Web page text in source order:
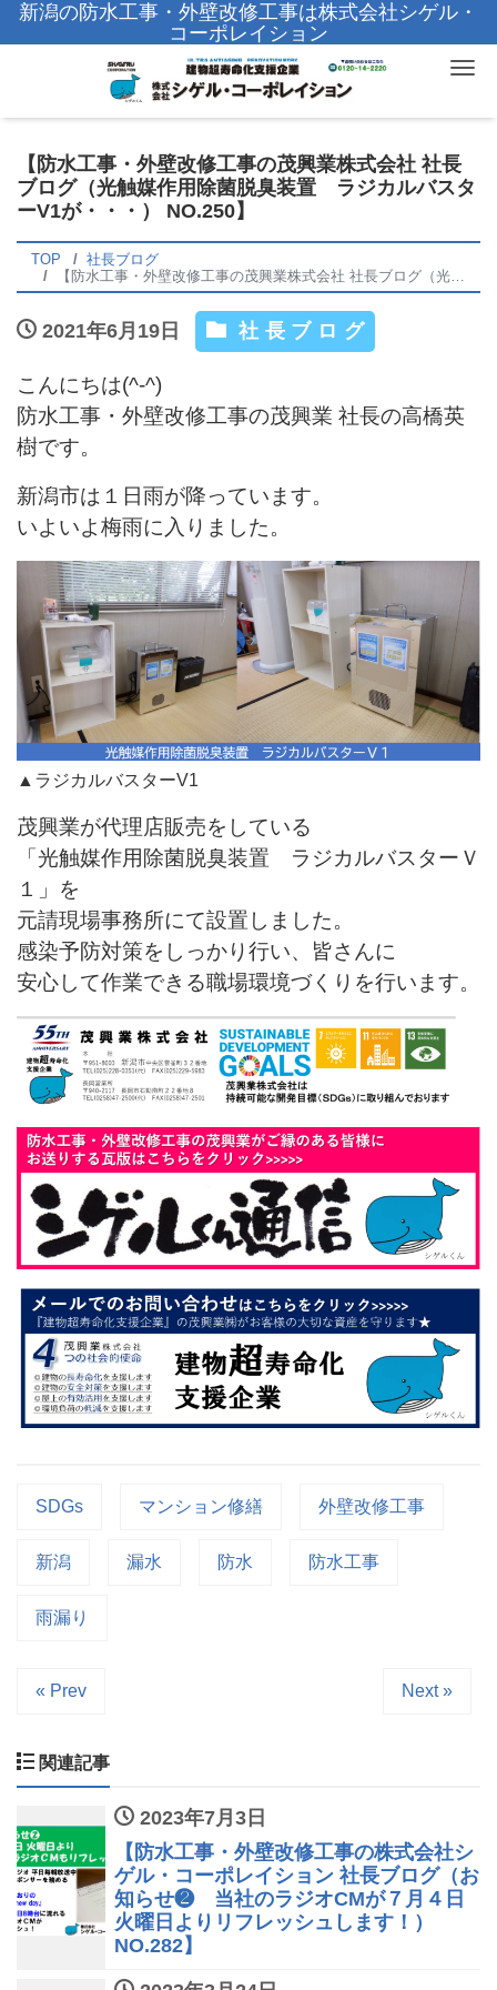
新潟の防水工事・外壁改修工事は株式会社シゲル・
コーポレイション
【防水工事・外壁改修工事の茂興業株式会社 社長
ブログ（光触媒作用除菌脱臭装置 ラジカルバスタ
ーV1が・・・） NO.250】
TOP
社長ブログ
【防水工事・外壁改修工事の茂興業株式会社 社長ブログ（光触媒作用除菌脱臭装置 ラジカルバスターV1が・・・） NO.250】
2021年6月19日 社長ブログ
こんにちは(^-^)
防水工事・外壁改修工事の茂興業 社長の高橋英
樹です。
新潟市は１日雨が降っています。
いよいよ梅雨に入りました。
▲ラジカルバスターV1
茂興業が代理店販売をしている
「光触媒作用除菌脱臭装置 ラジカルバスターＶ
１」を
元請現場事務所にて設置しました。
感染予防対策をしっかり行い、皆さんに
安心して作業できる職場環境づくりを行います。
SDGs マンション修繕 外壁改修工事
新潟 漏水 防水 防水工事
雨漏り
« Prev Next »
関連記事
2023年7月3日
【防水工事・外壁改修工事の株式会社シ
ゲル・コーポレイション 社長ブログ（お
知らせ❷ 当社のラジオCMが７月４日
火曜日よりリフレッシュします！）
NO.282】